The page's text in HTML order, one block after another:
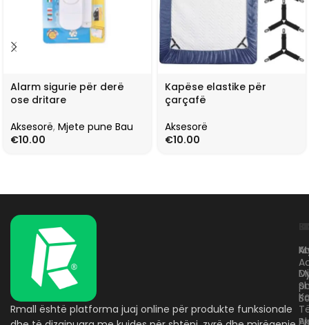
Alarm sigurie për derë
ose dritare
Aksesorë, Mjete pune Bau
€10.00
Kapëse elastike për
çarçafë
Aksesorë
€10.00
Rmall është platforma juaj online për produkte funksionale